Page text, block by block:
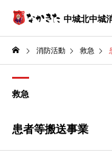
中城北中城
消防活動 救急
救急
患者等搬送事業